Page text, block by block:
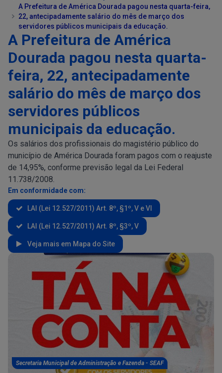
A Prefeitura de América Dourada pagou nesta quarta-feira,
22, antecipadamente salário do mês de março dos
servidores públicos municipais da educação.
A Prefeitura de América
Dourada pagou nesta quarta-
feira, 22, antecipadamente
salário do mês de março dos
servidores públicos
municipais da educação.
Os salários dos profissionais do magistério público do
município de América Dourada foram pagos com o reajuste
de 14,95%, conforme previsão legal da Lei Federal
11.738/2008.
Em conformidade com:
LAI (Lei 12.527/2011) Art. 8º, §1º, V e VI
LAI (Lei 12.527/2011) Art. 8º, §3º, V
Veja mais em Mapa do Site
Secretaria Municipal de Administração e Fazenda - SEAF